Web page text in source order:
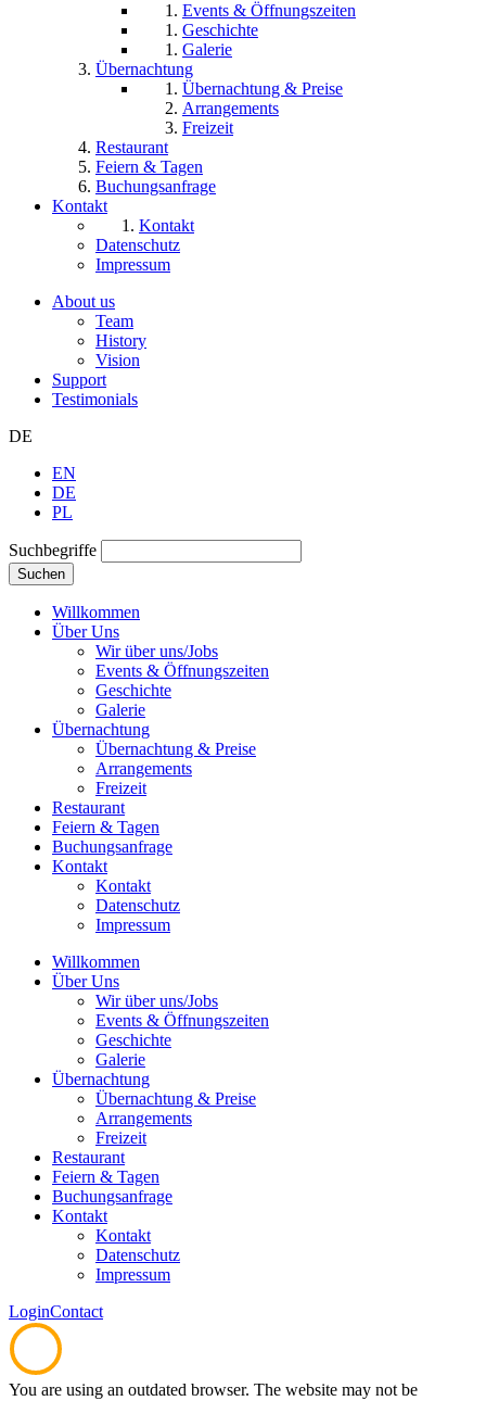
Events & Öffnungszeiten
Geschichte
Galerie
Übernachtung
Übernachtung & Preise
Arrangements
Freizeit
Restaurant
Feiern & Tagen
Buchungsanfrage
Kontakt
Kontakt
Datenschutz
Impressum
About us
Team
History
Vision
Support
Testimonials
DE
EN
DE
PL
Suchbegriffe
Suchen
Willkommen
Über Uns
Wir über uns/Jobs
Events & Öffnungszeiten
Geschichte
Galerie
Übernachtung
Übernachtung & Preise
Arrangements
Freizeit
Restaurant
Feiern & Tagen
Buchungsanfrage
Kontakt
Kontakt
Datenschutz
Impressum
Willkommen
Über Uns
Wir über uns/Jobs
Events & Öffnungszeiten
Geschichte
Galerie
Übernachtung
Übernachtung & Preise
Arrangements
Freizeit
Restaurant
Feiern & Tagen
Buchungsanfrage
Kontakt
Kontakt
Datenschutz
Impressum
LoginContact
You are using an outdated browser. The website may not be